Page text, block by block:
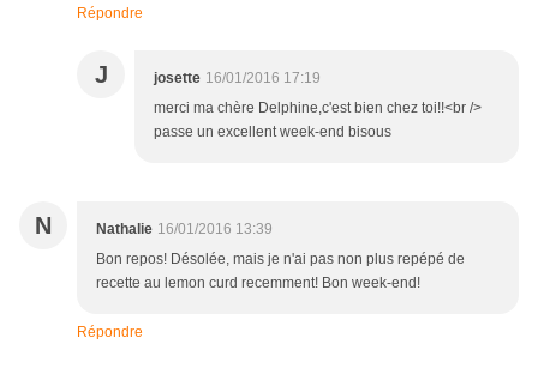
Répondre
J josette 16/01/2016 17:19
merci ma chère Delphine,c'est bien chez toi!!<br />
passe un excellent week-end bisous
N Nathalie 16/01/2016 13:39
Bon repos! Désolée, mais je n'ai pas non plus repépé de
recette au lemon curd recemment! Bon week-end!
Répondre